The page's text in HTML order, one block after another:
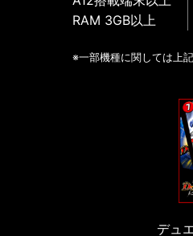
RAM 3GB以上
※一部機種に関しては上
デュ